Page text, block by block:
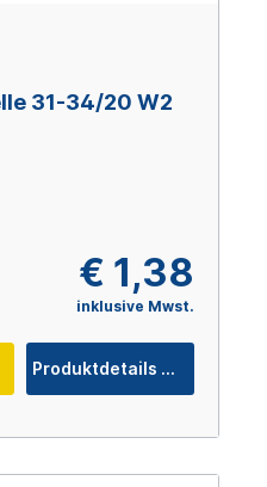
31-34/20 W2
€ 1,38
inklusive Mwst.
Produktdetails